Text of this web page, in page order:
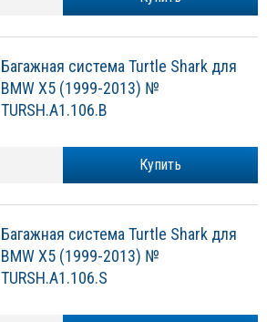
Багажная система Turtle Shark для
BMW X5 (1999-2013) №
TURSH.A1.106.B
Купить
Багажная система Turtle Shark для
BMW X5 (1999-2013) №
TURSH.A1.106.S